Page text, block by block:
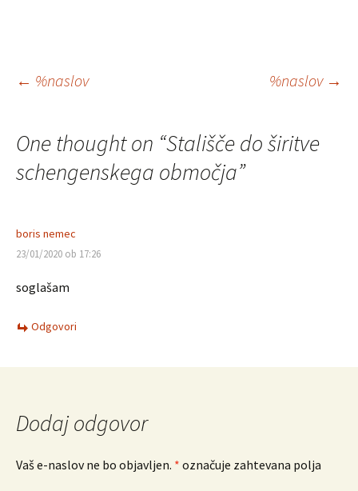
Krmarjenje
prispevkih
← %naslov %naslov →
One thought on “Stališče do širitve
schengenskega območja”
boris nemec
23/01/2020 ob 17:26
soglašam
Odgovori
Dodaj odgovor
Vaš e-naslov ne bo objavljen. * označuje zahtevana polja